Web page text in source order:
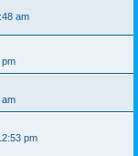
am
pm
am
pm